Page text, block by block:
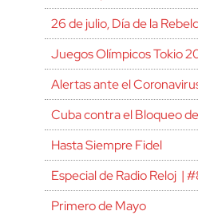
26 de julio, Día de la
Juegos Olímpicos Tokio
Alertas ante el
Cuba contra el Bloqueo de
Hasta Siempre Fidel
Especial de Radio Reloj |
Primero de Mayo